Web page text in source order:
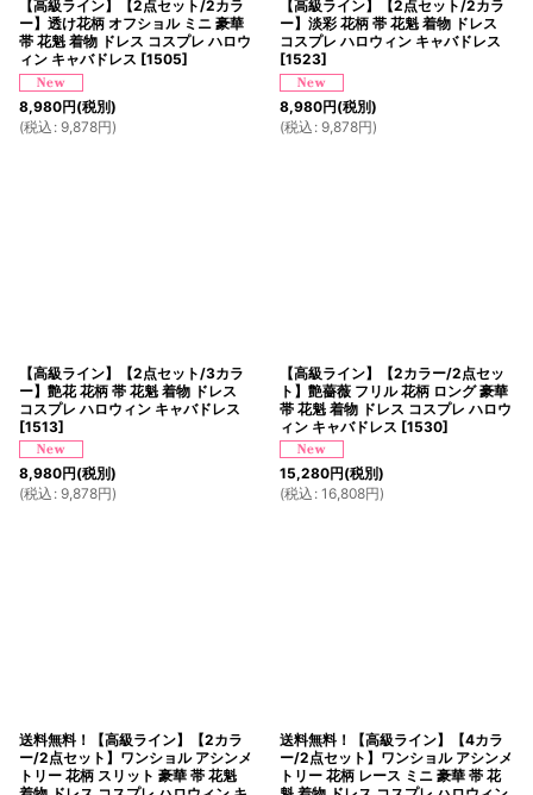
【高級ライン】【2点セット/2カラ
ー】透け花柄 オフショル ミニ 豪華
帯 花魁 着物 ドレス コスプレ ハロウ
ィン キャバドレス [1505]
8,980円(税別)
(税込 : 9,878円)
【高級ライン】【2点セット/2カラ
ー】淡彩 花柄 帯 花魁 着物 ドレス
コスプレ ハロウィン キャバドレス
[1523]
8,980円(税別)
(税込 : 9,878円)
【高級ライン】【2点セット/3カラ
ー】艶花 花柄 帯 花魁 着物 ドレス
コスプレ ハロウィン キャバドレス
[1513]
8,980円(税別)
(税込 : 9,878円)
【高級ライン】【2カラー/2点セッ
ト】艶薔薇 フリル 花柄 ロング 豪華
帯 花魁 着物 ドレス コスプレ ハロウ
ィン キャバドレス [1530]
15,280円(税別)
(税込 : 16,808円)
送料無料！【高級ライン】【2カラ
ー/2点セット】ワンショル アシンメ
トリー 花柄 スリット 豪華 帯 花魁
送料無料！【高級ライン】【4カラ
ー/2点セット】ワンショル アシンメ
トリー 花柄 レース ミニ 豪華 帯 花